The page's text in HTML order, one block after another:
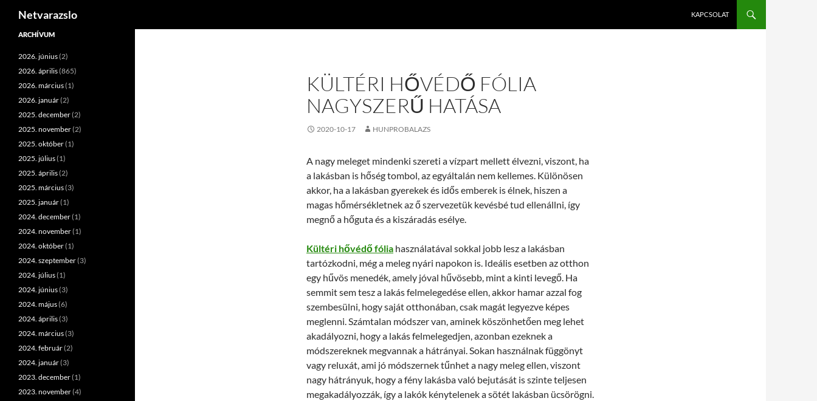
Kilépés
Netvarazslo KAPCSOLAT
KÜLTÉRI HŐVÉDŐ FÓLIA
NAGYSZERŰ HATÁSA
2020-10-17 HUNPROBALAZS
A nagy meleget mindenki szereti a vízpart mellett élvezni, viszont, ha
a lakásban is hőség tombol, az egyáltalán nem kellemes. Különösen
akkor, ha a lakásban gyerekek és idős emberek is élnek, hiszen a
magas hőmérsékletnek az ő szervezetük kevésbé tud ellenállni, így
megnő a hőguta és a kiszáradás esélye.
Kültéri hővédő fólia használatával sokkal jobb lesz a lakásban
tartózkodni, még a meleg nyári napokon is. Ideális esetben az otthon
egy hűvös menedék, amely jóval hűvösebb, mint a kinti levegő. Ha
semmit sem tesz a lakás felmelegedése ellen, akkor hamar azzal fog
szembesülni, hogy saját otthonában, csak magát legyezve képes
meglenni. Számtalan módszer van, aminek köszönhetően meg lehet
akadályozni, hogy a lakás felmelegedjen, azonban ezeknek a
módszereknek megvannak a hátrányai. Sokan használnak függönyt
vagy reluxát, ami jó módszernek tűnhet a nagy meleg ellen, viszont
nagy hátrányuk, hogy a fény lakásba való bejutását is szinte teljesen
megakadályozzák, így a lakók kénytelenek a sötét lakásban ücsörögni.
ARCHÍVUM
2026. június(2)
2026. április(865)
2026. március(1)
2026. január(2)
2025. december(2)
2025. november(2)
2025. október(1)
2025. július(1)
2025. április(2)
2025. március(3)
2025. január(1)
2024. december(1)
2024. november(1)
2024. október(1)
2024. szeptember(3)
2024. július(1)
2024. június(3)
2024. május(6)
2024. április(3)
2024. március(3)
2024. február(2)
2024. január(3)
2023. december(1)
2023. november(4)